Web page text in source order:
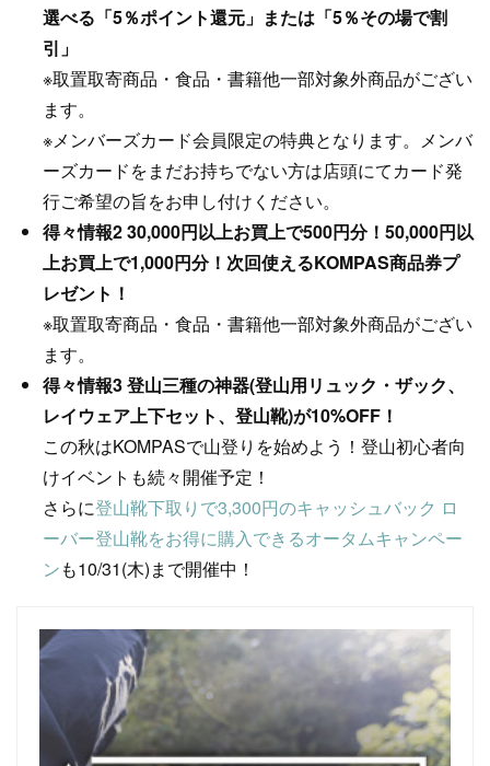
選べる「5％ポイント還元」または「5％その場で割
引」
※取置取寄商品・食品・書籍他一部対象外商品がござい
ます。
※メンバーズカード会員限定の特典となります。メンバ
ーズカードをまだお持ちでない方は店頭にてカード発
行ご希望の旨をお申し付けください。
得々情報2 30,000円以上お買上で500円分！50,000円以
上お買上で1,000円分！次回使えるKOMPAS商品券プ
レゼント！
※取置取寄商品・食品・書籍他一部対象外商品がござい
ます。
得々情報3 登山三種の神器(登山用リュック・ザック、
レイウェア上下セット、登山靴)が10%OFF！
この秋はKOMPASで山登りを始めよう！登山初心者向
けイベントも続々開催予定！
さらに登山靴下取りで3,300円のキャッシュバック ロ
ーバー登山靴をお得に購入できるオータムキャンペー
ンも10/31(木)まで開催中！